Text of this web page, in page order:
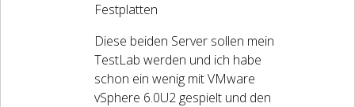
Festplatten
Diese beiden Server sollen mein
TestLab werden und ich habe
schon ein wenig mit VMware
vSphere 6.0U2 gespielt und den